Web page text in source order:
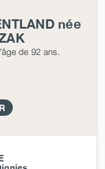
née
de 92 ans.